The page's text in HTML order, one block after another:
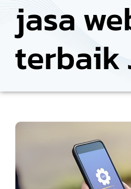
jasa
terbaik